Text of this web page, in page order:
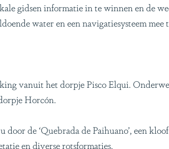
gidsen informatie in te winnen en de
water en een navigatiesysteem mee
vanuit het dorpje Pisco Elqui.
Horcón.
door de ‘Quebrada de Paihuano’, een
en diverse rotsformaties.